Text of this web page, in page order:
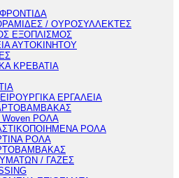
/ ΟΥΡΟΣΥΛΛΕΚΤΕΣ
ΕΞΟΠΛΙΣΜΟΣ
ΑΥΤΟΚΙΝΗΤΟΥ
ΚΡΕΒΑΤΙΑ
ΕΡΓΑΛΕΙΑ
Woven ΡΟΛΑ
ΡΟΛΑ
ΡΟΛΑ
/ ΓΑΖΕΣ